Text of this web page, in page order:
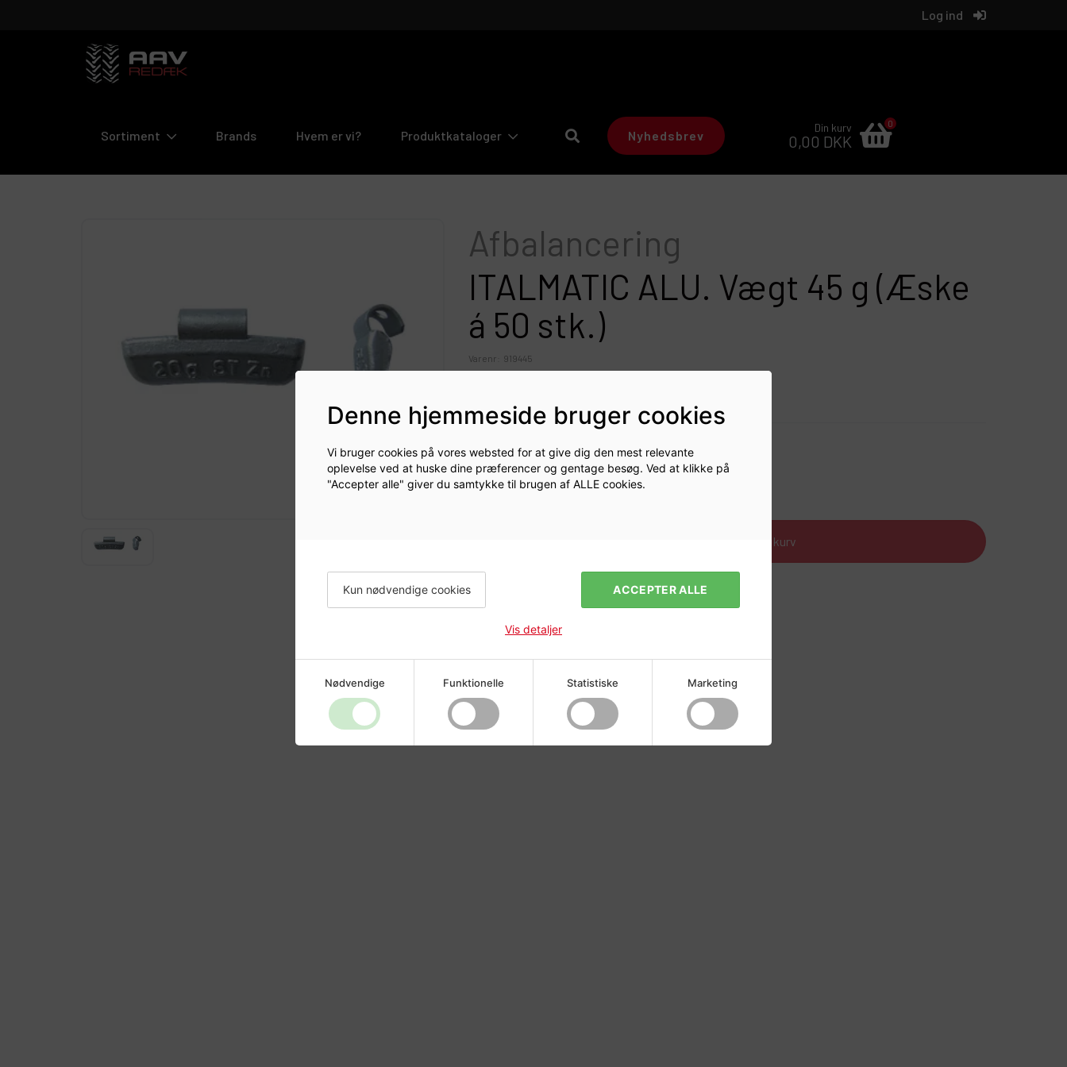
Denne hjemmeside bruger cookies
Vi bruger cookies på vores websted for at give dig den mest relevante
oplevelse ved at huske dine præferencer og gentage besøg. Ved at klikke på
"Accepter alle" giver du samtykke til brugen af ALLE cookies.
Kun nødvendige cookies ACCEPTER ALLE
Vis detaljer
Nødvendige Funktionelle Statistiske Marketing
Log ind
Sortiment Brands Hvem er vi? Produktkataloger Nyhedsbrev
Din kurv
0,00 DKK
0
ITALMATIC ALU. Vægt 45 g (Æske
á 50 stk.)
afbalancering
Varenr: 919445
Log ind for at se priser
Læg i kurv